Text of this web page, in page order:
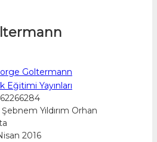
Goltermann
Eğitimi Yayınları
Şebnem Yıldırım Orhan
2016